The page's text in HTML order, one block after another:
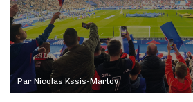
Par Nicolas Kssis-Martov